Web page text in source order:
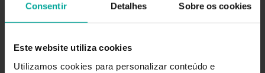
Consentir Detalhes Sobre os cookies
Este website utiliza cookies
Utilizamos cookies para personalizar conteúdo e
de estacionamento que escolher.
Produto é pré-pago e deve ser adquirido antes de